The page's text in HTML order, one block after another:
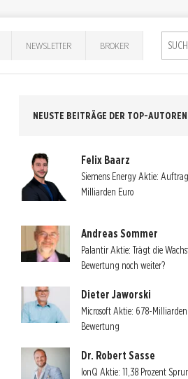
NEWSLETTER BROKER
NEUSTE BEITRÄGE DER TOP-AUTOREN
Felix Baarz
Siemens Energy Aktie:
Milliarden Euro
Andreas Sommer
Palantir Aktie: Trägt die
Bewertung noch weiter?
Dieter Jaworski
Microsoft Aktie: 678-
Bewertung
Dr. Robert Sasse
IonQ Aktie: 11,38 Prozent